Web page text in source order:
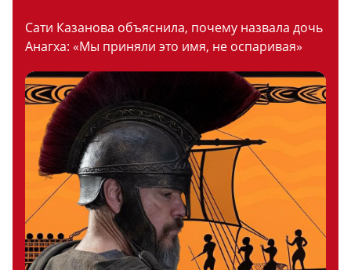
Сати Казанова объяснила, почему назвала дочь
Анагха: «Мы приняли это имя, не оспаривая»